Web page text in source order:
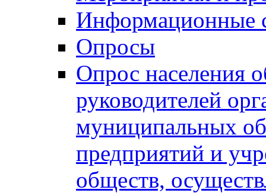
Информационные
Опросы
Опрос населения
руководителей
муниципальных
предприятий и
обществ,